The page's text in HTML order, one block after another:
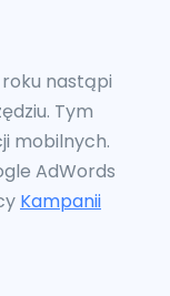
roku nastąpi
Tym
mobilnych.
AdWords
Kampanii